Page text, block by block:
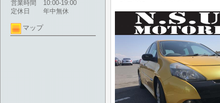
営業時間
10:00-19:00
定休日
年中無休
マップ